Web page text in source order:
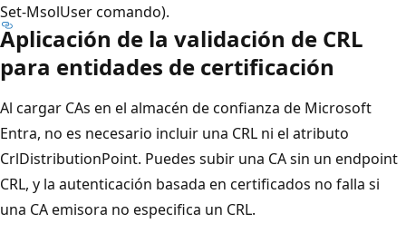
Set-MsolUser comando).
Aplicación de la validación de CRL
para entidades de certificación
Al cargar CAs en el almacén de confianza de Microsoft
Entra, no es necesario incluir una CRL ni el atributo
CrlDistributionPoint. Puedes subir una CA sin un endpoint
CRL, y la autenticación basada en certificados no falla si
una CA emisora no especifica un CRL.